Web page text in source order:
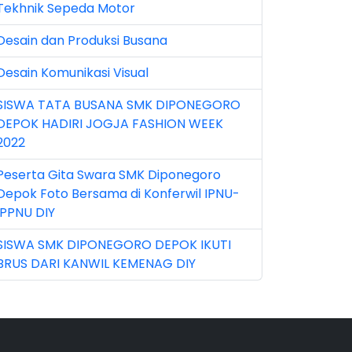
2026 (5)
2023 (8)
2024 (1)
2026 (3)
2026 (16)
2022 (101)
2023 (5)
2025 (15)
2024 (2)
Sepeda Motor
dan Produksi Busana
Komunikasi Visual
TATA BUSANA SMK DIPONEGORO
HADIRI JOGJA FASHION WEEK
Gita Swara SMK Diponegoro
Foto Bersama di Konferwil IPNU-
DIY
SMK DIPONEGORO DEPOK IKUTI
DARI KANWIL KEMENAG DIY